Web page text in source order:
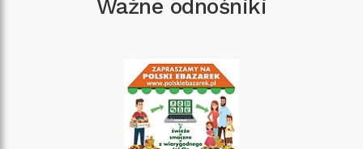
Ważne odnośniki